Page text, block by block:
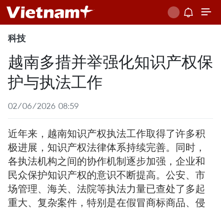
科技
越南多措并举强化知识产权保
护与执法工作
02/06/2026 08:59
近年来，越南知识产权执法工作取得了许多积
极进展，知识产权法律体系持续完善。同时，
各执法机构之间的协作机制逐步加强，企业和
民众保护知识产权的意识不断提高。公安、市
场管理、海关、法院等执法力量已查处了多起
重大、复杂案件，特别是在假冒商标商品、侵